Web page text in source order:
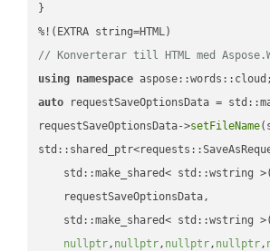
}
// Konverterar till HTML med
using namespace
auto requestSaveOptionsData =
requestSaveOptionsData->setFileName
std::make_shared< std::wstring
    requestSaveOptionsData,
std::make_shared< std::wstring
nullptr, nullptr, nullptr, nullptr,